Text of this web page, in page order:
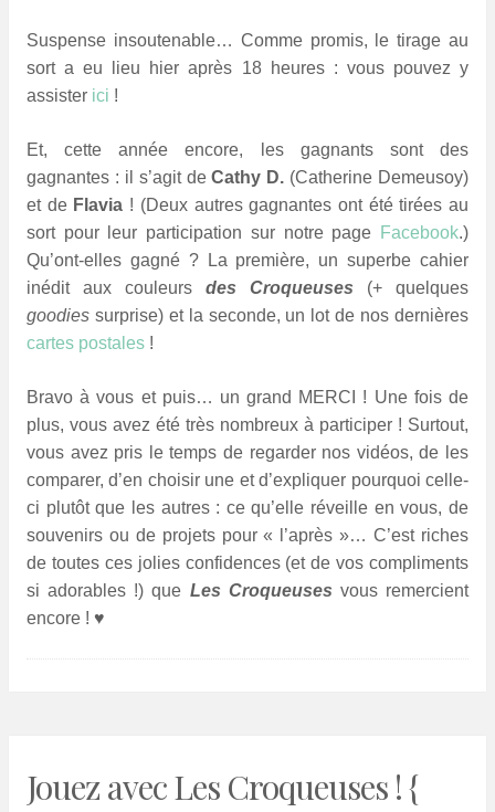
Suspense insoutenable… Comme promis, le tirage au
sort a eu lieu hier après 18 heures : vous pouvez y
assister ici !
Et, cette année encore, les gagnants sont des
gagnantes : il s’agit deCathy D. (Catherine Demeusoy)
et de Flavia ! (Deux autresgagnantes ont été tirées au
sort pour leur participation sur notre page
Facebook.)
Qu’ont-elles gagné ? La première, un superbe cahier
inédit aux couleurs des Croqueuses (+ quelques
goodies surprise) et la seconde, un lot de nos dernières
cartes postales !
Bravo à vous et puis… un grand MERCI ! Une fois de
plus, vous avez été très nombreux à participer ! Surtout,
vous avez pris le temps de regarder nos vidéos, de les
comparer, d’en choisir une et d’expliquer pourquoi celle-
ci plutôt que les autres : ce qu’elle réveille en vous, de
souvenirs ou de projets pour « l’après »… C’est riches
de toutes ces jolies confidences (et de vos compliments
si adorables !) que Les Croqueuses vous remercient
encore ! ♥
Jouez avec Les Croqueuses ! {